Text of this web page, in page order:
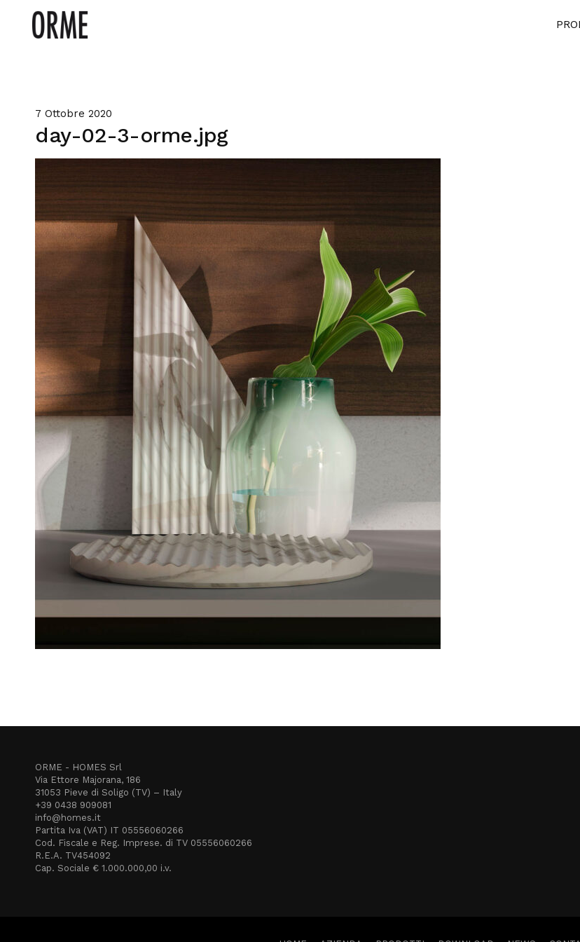
7 Ottobre 2020
day-02-3-orme.jpg
ORME - HOMES Srl
Via Ettore Majorana, 186
31053 Pieve di Soligo (TV) – Italy
+39 0438 909081
info@homes.it
Partita Iva (VAT) IT 05556060266
Cod. Fiscale e Reg. Imprese. di TV 05556060266
R.E.A. TV454092
Cap. Sociale € 1.000.000,00 i.v.